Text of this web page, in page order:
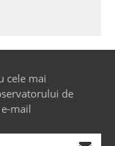
cele mai
de
mail